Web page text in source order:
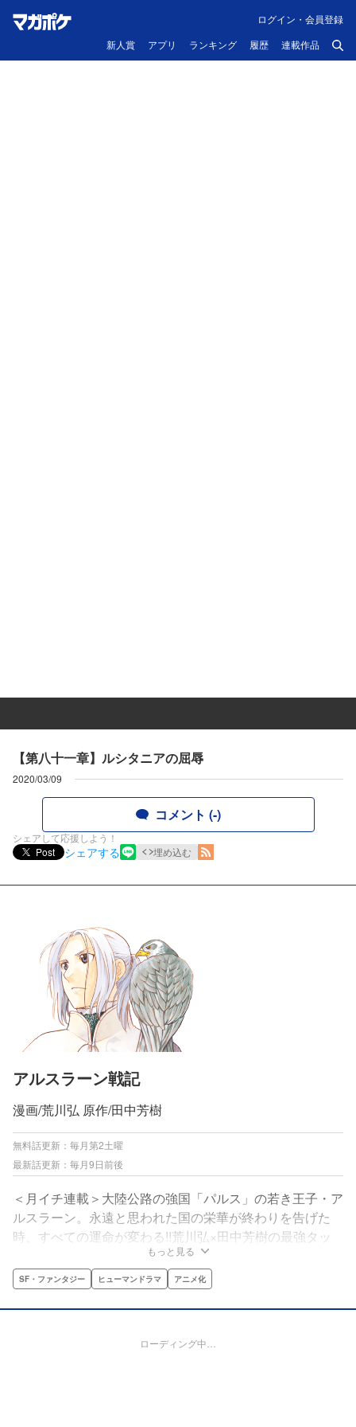
新人賞 アプリ ランキング 履歴 連載作品
ログイン・会員登録
【第八十一章】ルシタニアの屈辱
2020/03/09
コメント (-)
シェアして応援しよう！
Post
シェアする 埋め込む
アルスラーン戦記
漫画/荒川弘 原作/田中芳樹
無料話更新：毎月第2土曜
最新話更新：毎月9日前後
＜月イチ連載＞大陸公路の強国「パルス」の若き王子・ア
ルスラーン。永遠と思われた国の栄華が終わりを告げた
時、すべての運命が変わる!!荒川弘×田中芳樹の最強タッ
グで描く、世界最高の歴史ファンタジー、最新作！
もっと見る
SF・ファンタジー ヒューマンドラマ アニメ化
ローディング中…